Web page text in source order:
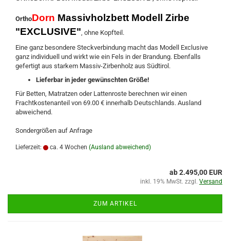
OrthoDorn Massivholzbett Modell Zirbe
"EXCLUSIVE", ohne Kopfteil.
Eine ganz besondere Steckverbindung macht das Modell Exclusive
ganz individuell und wirkt wie ein Fels in der Brandung. Ebenfalls
gefertigt aus starkem Massiv-Zirbenholz aus Südtirol.
Lieferbar in jeder gewünschten Größe!
Für Betten, Matratzen oder Lattenroste berechnen wir einen
Frachtkostenanteil von 69.00 € innerhalb Deutschlands. Ausland
abweichend.
Sondergrößen auf Anfrage
Lieferzeit: ca. 4 Wochen (Ausland abweichend)
ab 2.495,00 EUR
inkl. 19% MwSt. zzgl. Versand
ZUM ARTIKEL